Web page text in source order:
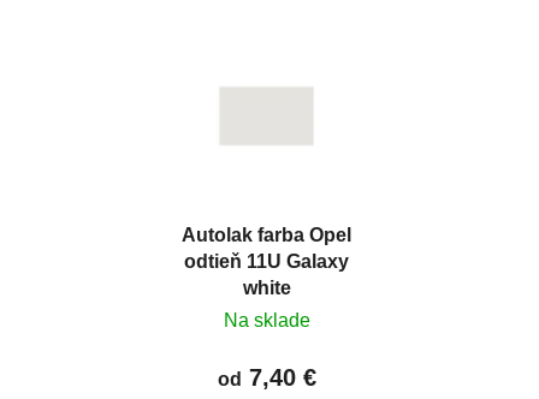
Autolak farba Opel
odtieň 11U Galaxy
white
Na sklade
od 7,40 €